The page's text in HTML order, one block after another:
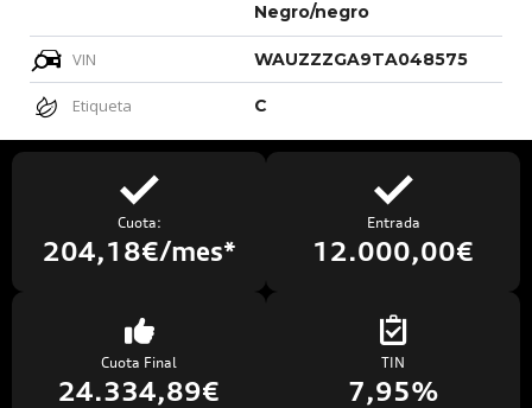
Negro/negro
VIN WAUZZZGA9TA048575
Etiqueta C
Cuota:
204,18€/mes*
Entrada
12.000,00€
Cuota Final
24.334,89€
TIN
7,95%